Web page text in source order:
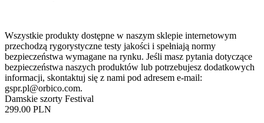
Wszystkie produkty dostępne w naszym sklepie internetowym
przechodzą rygorystyczne testy jakości i spełniają normy
bezpieczeństwa wymagane na rynku. Jeśli masz pytania dotyczące
bezpieczeństwa naszych produktów lub potrzebujesz dodatkowych
informacji, skontaktuj się z nami pod adresem e-mail:
gspr.pl@orbico.com.
Damskie szorty Festival
299.00 PLN